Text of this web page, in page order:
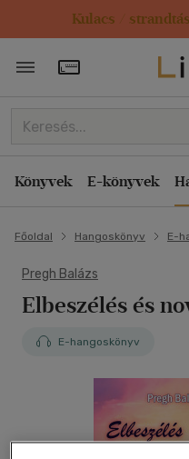
Kulacs /
Törzsvásárlói
Könyvek E-könyvek
Főoldal Hangoskönyv E-
Pregh Balázs
Elbeszélés és
E-hangoskönyv